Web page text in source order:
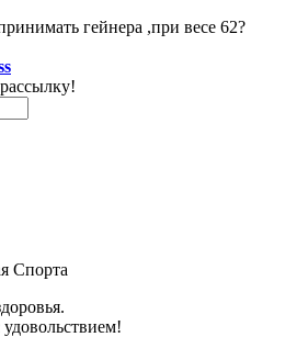
гейнера ,при весе 62?
Спорта